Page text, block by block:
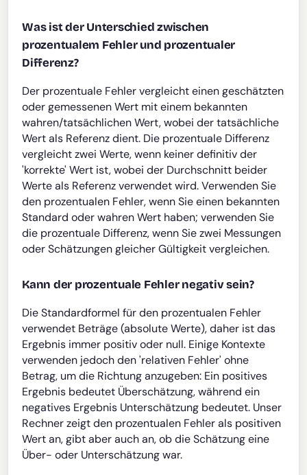
Was ist der Unterschied zwischen
prozentualem Fehler und prozentualer
Differenz?
Der prozentuale Fehler vergleicht einen geschätzten
oder gemessenen Wert mit einem bekannten
wahren/tatsächlichen Wert, wobei der tatsächliche
Wert als Referenz dient. Die prozentuale Differenz
vergleicht zwei Werte, wenn keiner definitiv der
'korrekte' Wert ist, wobei der Durchschnitt beider
Werte als Referenz verwendet wird. Verwenden Sie
den prozentualen Fehler, wenn Sie einen bekannten
Standard oder wahren Wert haben; verwenden Sie
die prozentuale Differenz, wenn Sie zwei Messungen
oder Schätzungen gleicher Gültigkeit vergleichen.
Kann der prozentuale Fehler negativ sein?
Die Standardformel für den prozentualen Fehler
verwendet Beträge (absolute Werte), daher ist das
Ergebnis immer positiv oder null. Einige Kontexte
verwenden jedoch den 'relativen Fehler' ohne
Betrag, um die Richtung anzugeben: Ein positives
Ergebnis bedeutet Überschätzung, während ein
negatives Ergebnis Unterschätzung bedeutet. Unser
Rechner zeigt den prozentualen Fehler als positiven
Wert an, gibt aber auch an, ob die Schätzung eine
Über- oder Unterschätzung war.